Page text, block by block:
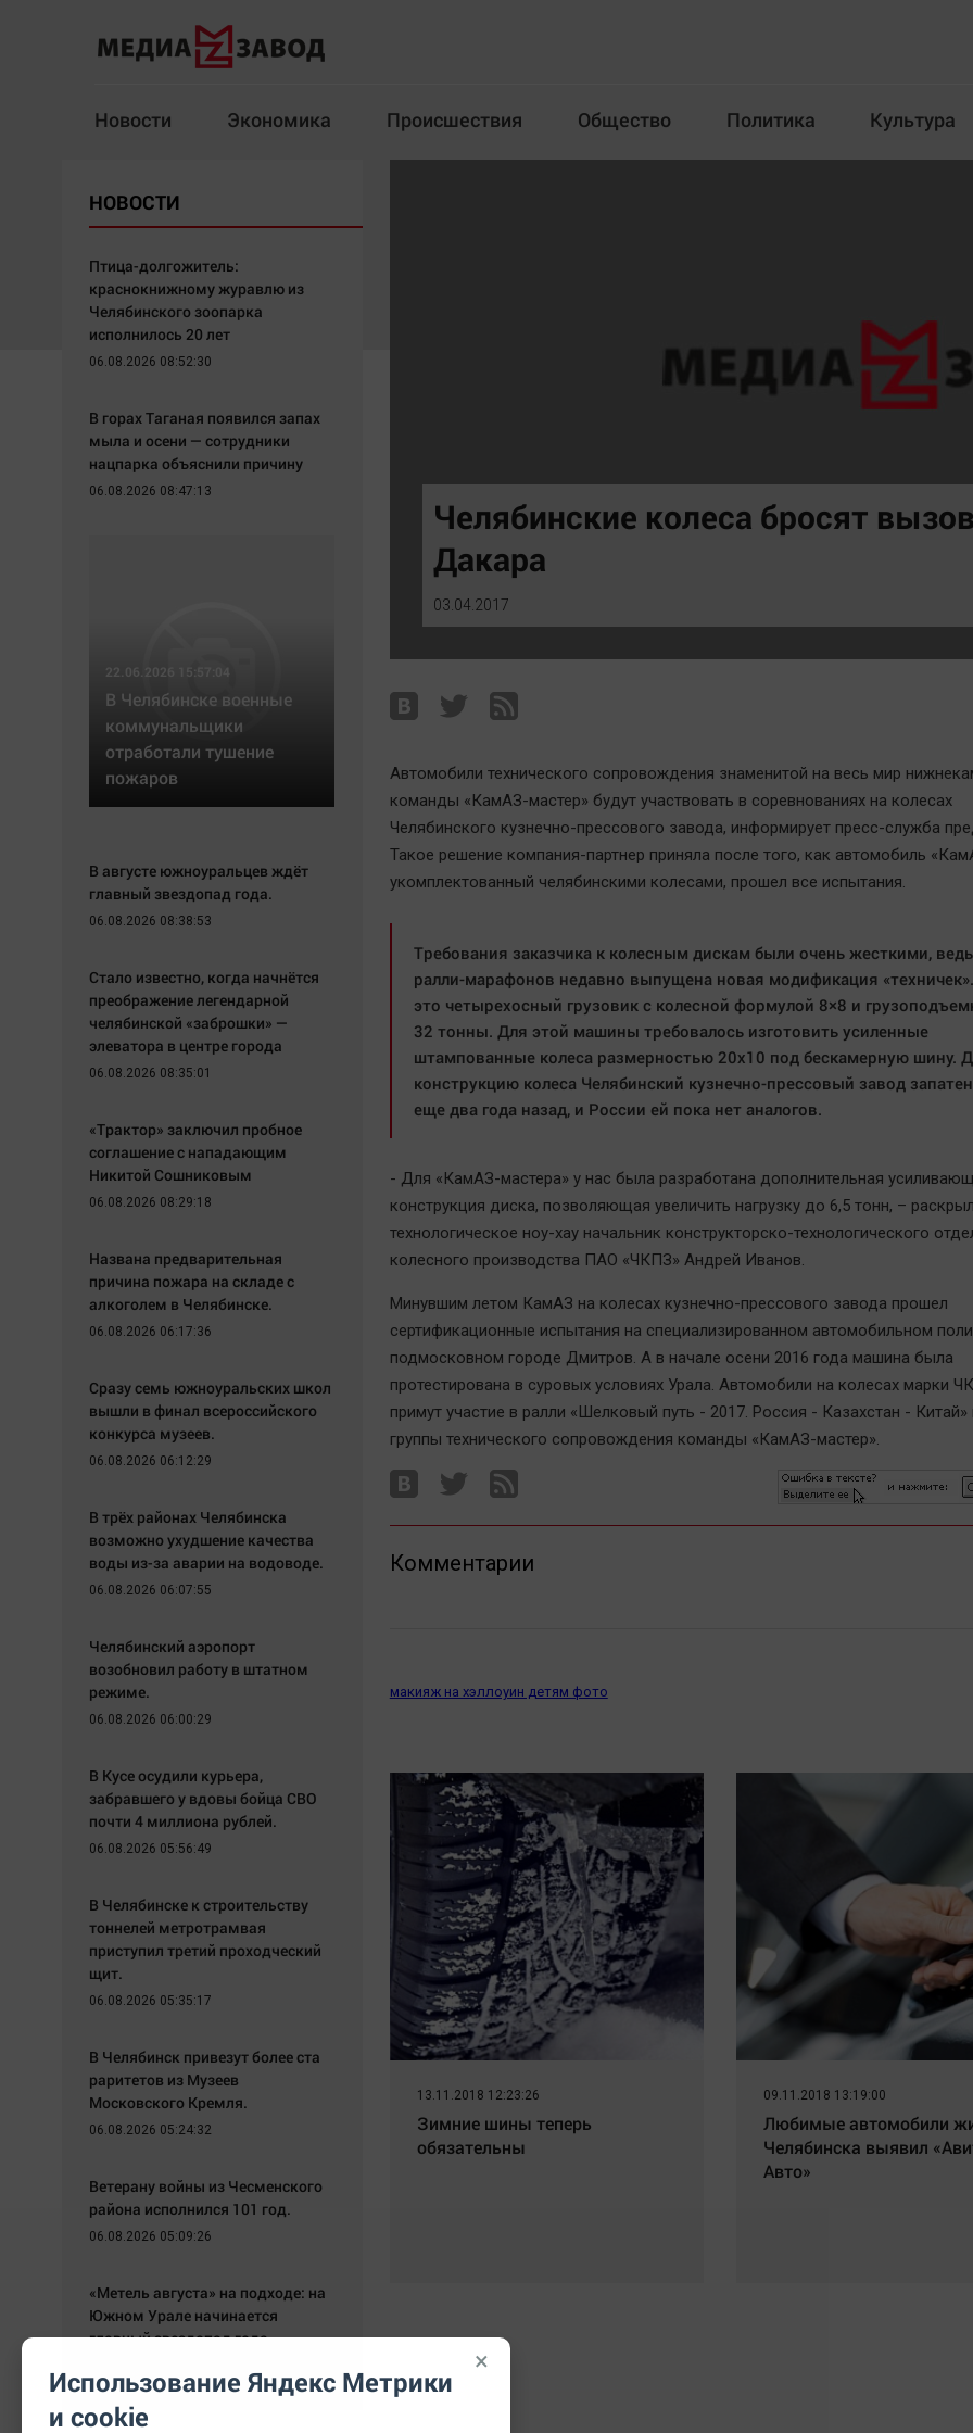
Новости Экономика Происшествия Общество Политика Культура
Здоровье
Архив
Общество
Политика
Экономика
Технологии
Отраслевые темы
Медиаграмотность
Челябинск космический
English version
Online-консультация
Вкусное
ЖКХ
Интервью
Челябинские колеса бросят
Дакара
03.04.2017
Автомобили технического сопровождения знаменитой на весь мир
команды «КамАЗ-мастер» будут участвовать в соревнованиях на колесах
Челябинского кузнечно-прессового завода, информирует пресс-служба
Такое решение компания-партнер приняла после того, как автомобиль
укомплектованный челябинскими колесами, прошел все испытания.
Требования заказчика к колесным дискам были очень жесткими,
ралли-марафонов недавно выпущена новая модификация
это четырехосный грузовик с колесной формулой 8×8 и
32 тонны. Для этой машины требовалось изготовить усиленные
штампованные колеса размерностью 20х10 под бескамерную шину.
конструкцию колеса Челябинский кузнечно-прессовый завод
еще два года назад, и России ей пока нет аналогов.
- Для «КамАЗ-мастера» у нас была разработана дополнительная
конструкция диска, позволяющая увеличить нагрузку до 6,5 тонн, – раскрыл
технологическое ноу-хау начальник конструкторско-технологического
колесного производства ПАО «ЧКПЗ» Андрей Иванов.
Минувшим летом КамАЗ на колесах кузнечно-прессового завода прошел
сертификационные испытания на специализированном автомобильном
подмосковном городе Дмитров. А в начале осени 2016 года машина была
протестирована в суровых условиях Урала. Автомобили на колесах марки
примут участие в ралли «Шелковый путь - 2017. Россия - Казахстан - Китай»
группы технического сопровождения команды «КамАЗ-мастер».
Комментарии
макияж на хэллоуин детям фото
13.11.2018 12:23:26
Зимние шины теперь
обязательны
09.11.2018 13:19:00
Любимые автомобили
Челябинска выявил
Авто»
НОВОСТИ
Птица-долгожитель:
краснокнижному журавлю из
Челябинского зоопарка
исполнилось 20 лет
06.08.2026 08:52:30
В горах Таганая появился запах
мыла и осени — сотрудники
нацпарка объяснили причину
06.08.2026 08:47:13
22.06.2026 15:57:04
В Челябинске военные
коммунальщики
отработали тушение
пожаров
В августе южноуральцев ждёт
главный звездопад года.
06.08.2026 08:38:53
Стало известно, когда начнётся
преображение легендарной
челябинской «заброшки» —
элеватора в центре города
06.08.2026 08:35:01
«Трактор» заключил пробное
соглашение с нападающим
Никитой Сошниковым
06.08.2026 08:29:18
Названа предварительная
причина пожара на складе с
алкоголем в Челябинске.
06.08.2026 06:17:36
Сразу семь южноуральских школ
вышли в финал всероссийского
конкурса музеев.
06.08.2026 06:12:29
В трёх районах Челябинска
возможно ухудшение качества
воды из-за аварии на водоводе.
06.08.2026 06:07:55
Челябинский аэропорт
возобновил работу в штатном
режиме.
06.08.2026 06:00:29
В Кусе осудили курьера,
забравшего у вдовы бойца СВО
почти 4 миллиона рублей.
06.08.2026 05:56:49
В Челябинске к строительству
тоннелей метротрамвая
приступил третий проходческий
щит.
06.08.2026 05:35:17
В Челябинск привезут более ста
раритетов из Музеев
Московского Кремля.
06.08.2026 05:24:32
Ветерану войны из Чесменского
района исполнился 101 год.
06.08.2026 05:09:26
«Метель августа» на подходе: на
Южном Урале начинается
главный звездопад года
×
Использование Яндекс Метрики
и cookie